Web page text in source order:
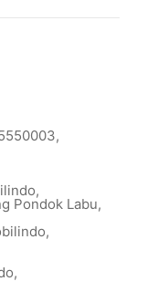
,
,
Pondok Labu,
,
,